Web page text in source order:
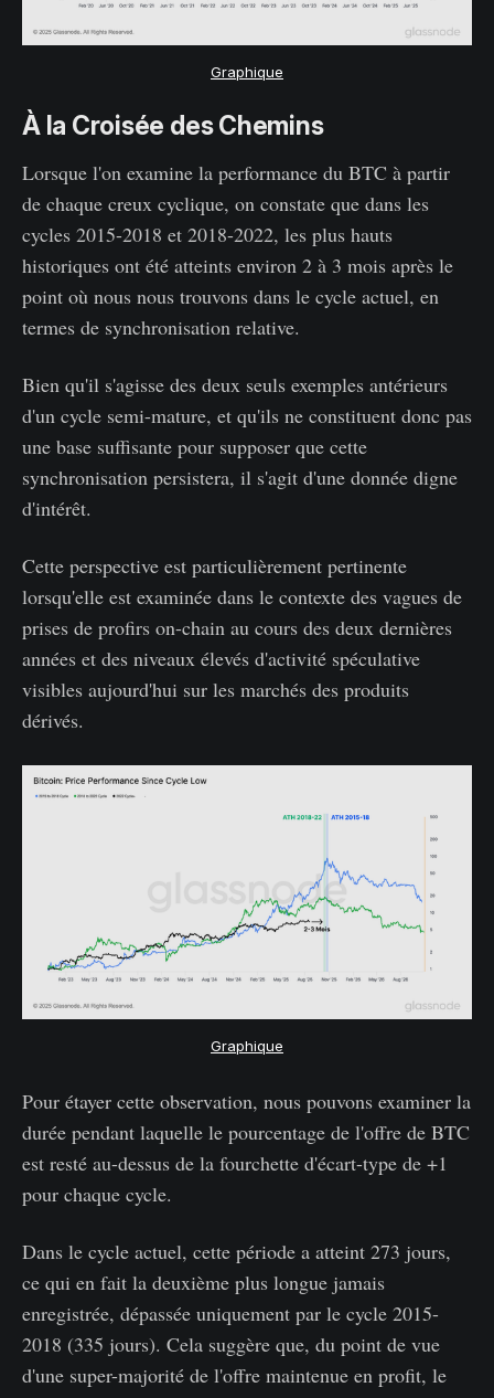
Graphique
À la Croisée des Chemins
Lorsque l'on examine la performance du BTC à partir
de chaque creux cyclique, on constate que dans les
cycles 2015-2018 et 2018-2022, les plus hauts
historiques ont été atteints environ 2 à 3 mois après le
point où nous nous trouvons dans le cycle actuel, en
termes de synchronisation relative.
Bien qu'il s'agisse des deux seuls exemples antérieurs
d'un cycle semi-mature, et qu'ils ne constituent donc pas
une base suffisante pour supposer que cette
synchronisation persistera, il s'agit d'une donnée digne
d'intérêt.
Cette perspective est particulièrement pertinente
lorsqu'elle est examinée dans le contexte des vagues de
prises de profirs on-chain au cours des deux dernières
années et des niveaux élevés d'activité spéculative
visibles aujourd'hui sur les marchés des produits
dérivés.
Graphique
Pour étayer cette observation, nous pouvons examiner la
durée pendant laquelle le pourcentage de l'offre de BTC
est resté au-dessus de la fourchette d'écart-type de +1
pour chaque cycle.
Dans le cycle actuel, cette période a atteint 273 jours,
ce qui en fait la deuxième plus longue jamais
enregistrée, dépassée uniquement par le cycle 2015-
2018 (335 jours). Cela suggère que, du point de vue
d'une super-majorité de l'offre maintenue en profit, le